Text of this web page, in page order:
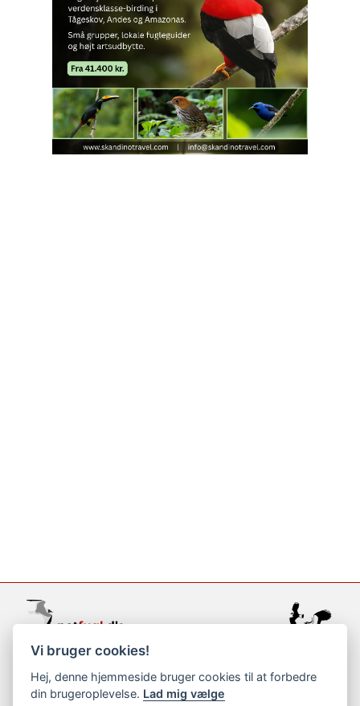
support@netfugl.dk
copyright © 2002-2023
Vi bruger cookies!
Hej, denne hjemmeside bruger cookies til at forbedre
din brugeroplevelse. Lad mig vælge